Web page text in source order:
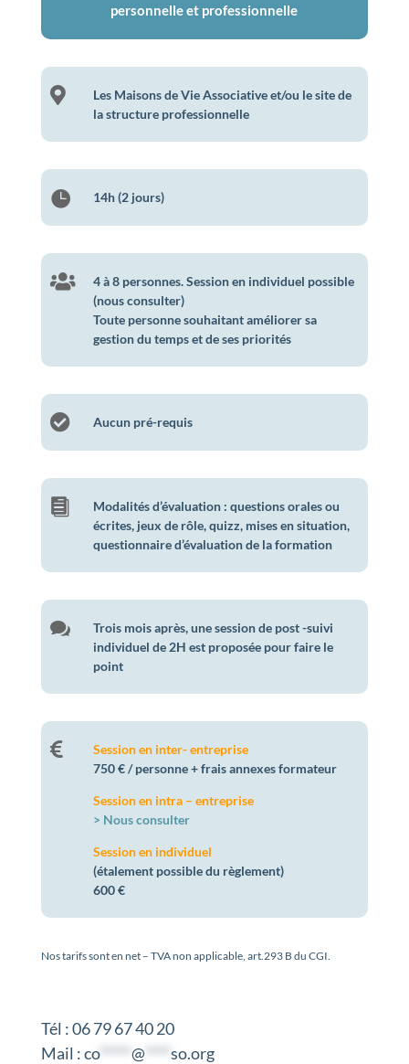
personnelle et professionnelle

Les Maisons de Vie Associative et/ou le site de
la structure professionnelle
 14h (2 jours)

4 à 8 personnes. Session en individuel possible
(nous consulter)
Toute personne souhaitant améliorer sa
gestion du temps et de ses priorités
 Aucun pré-requis

Modalités d’évaluation : questions orales ou
écrites, jeux de rôle, quizz, mises en situation,
questionnaire d’évaluation de la formation

Trois mois après, une session de post -suivi
individuel de 2H est proposée pour faire le
point

Session en inter- entreprise
750 € / personne + frais annexes formateur
Session en intra – entreprise
> Nous consulter
Session en individuel
(étalement possible du règlement)
600 €
Nos tarifs sont en net – TVA non applicable, art.293 B du CGI.
Tél : 06 79 67 40 20
Mail :co***** @ **** so.org